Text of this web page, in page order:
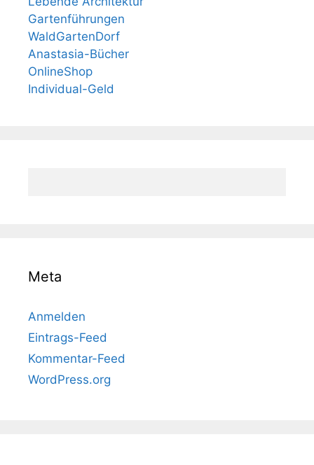
Gartenführungen
WaldGartenDorf
Anastasia-Bücher
OnlineShop
Individual-Geld
Meta
Anmelden
Eintrags-Feed
Kommentar-Feed
WordPress.org